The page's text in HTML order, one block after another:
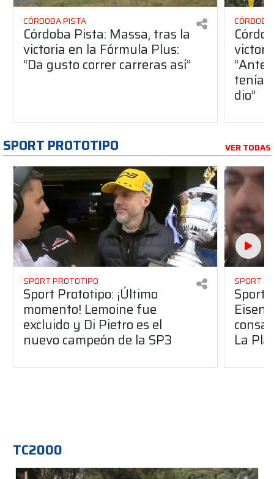
CÓRDOBA PISTA
Córdoba Pista: Massa, tras la
victoria en la Fórmula Plus:
“Da gusto correr carreras así”
dio”
SPORT PROTOTIPO VER TODAS
SPORT PROTOTIPO
Sport Prototipo: ¡Último
momento! Lemoine fue
excluido y Di Pietro es el
nuevo campeón de la SP3
SPORT
Sport
La
TC2000